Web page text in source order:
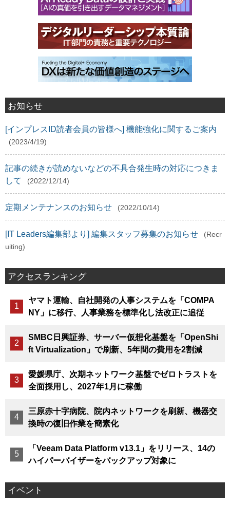
お知らせ
[インプレスID読者会員の皆様へ] 機能強化に関するご案内
(2023/4/19)
記事の続きが読めないなどの不具合発生時の対応につきま
して
(2022/12/14)
定期メンテナンスのお知らせ (2022/10/14)
[IT Leaders編集部より] 編集スタッフ募集のお知らせ
(Recr
uiting)
アクセスランキング
ヤマト運輸、自社開発の人事システムを「COMPA
NY」に移行、人事業務を標準化し法改正に追従
SMBC日興証券、サーバー仮想化基盤を「OpenShi
ft Virtualization」で刷新、5年間の費用を2割減
愛媛県庁、次期ネットワーク基盤でゼロトラストを
全面採用し、2027年1月に稼働
三原赤十字病院、院内ネットワークを刷新、機器交
換時の復旧作業を簡素化
「Veeam Data Platform v13.1」をリリース、14の
ハイパーバイザーをバックアップ対象に
イベント